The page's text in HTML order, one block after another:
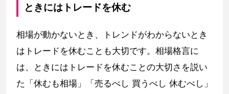
ときにはトレードを休む
相場が動かないとき、トレンドがわからないとき
はトレードを休むことも大切です。相場格言に
は、ときにはトレードを休むことの大切さを説い
た「休むも相場」「売るべし 買うべし 休むべし」